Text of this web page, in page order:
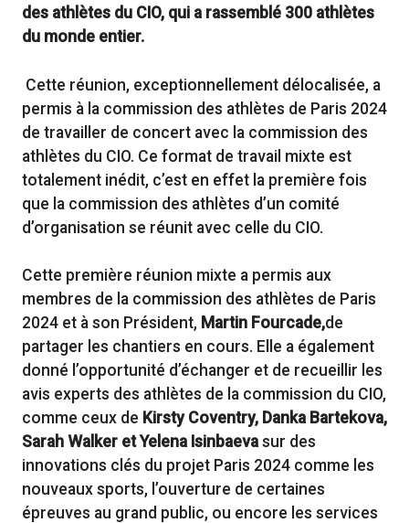
des athlètes du CIO, qui a rassemblé 300 athlètes
du monde entier.
Cette réunion, exceptionnellement délocalisée, a
permis à la commission des athlètes de Paris 2024
de travailler de concert avec la commission des
athlètes du CIO. Ce format de travail mixte est
totalement inédit, c’est en effet la première fois
que la commission des athlètes d’un comité
d’organisation se réunit avec celle du CIO.
Cette première réunion mixte a permis aux
membres de la commission des athlètes de Paris
2024 et à son Président, Martin Fourcade,de
partager les chantiers en cours. Elle a également
donné l’opportunité d’échanger et de recueillir les
avis experts des athlètes de la commission du CIO,
comme ceux de Kirsty Coventry, Danka Bartekova,
Sarah Walker et Yelena Isinbaeva sur des
innovations clés du projet Paris 2024 comme les
nouveaux sports, l’ouverture de certaines
épreuves au grand public, ou encore les services